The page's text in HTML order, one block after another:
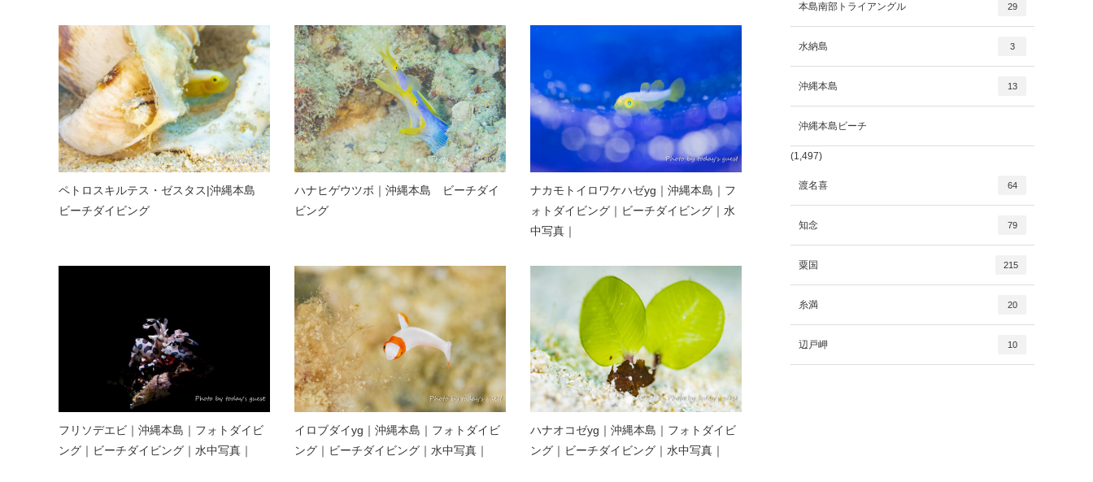
ペトロスキルテス・ゼスタス|沖縄本島
ビーチダイビング
ハナヒゲウツボ｜沖縄本島 ビーチダイ
ビング
ナカモトイロワケハゼyg｜沖縄本島｜フ
ォトダイビング｜ビーチダイビング｜水
中写真｜
フリソデエビ｜沖縄本島｜フォトダイビ
ング｜ビーチダイビング｜水中写真｜
イロブダイyg｜沖縄本島｜フォトダイビ
ング｜ビーチダイビング｜水中写真｜
ハナオコゼyg｜沖縄本島｜フォトダイビ
ング｜ビーチダイビング｜水中写真｜
本島南部トライアングル 29
水納島 3
沖縄本島 13
沖縄本島ビーチ
(1,497)
渡名喜 64
知念 79
粟国 215
糸満 20
辺戸岬 10